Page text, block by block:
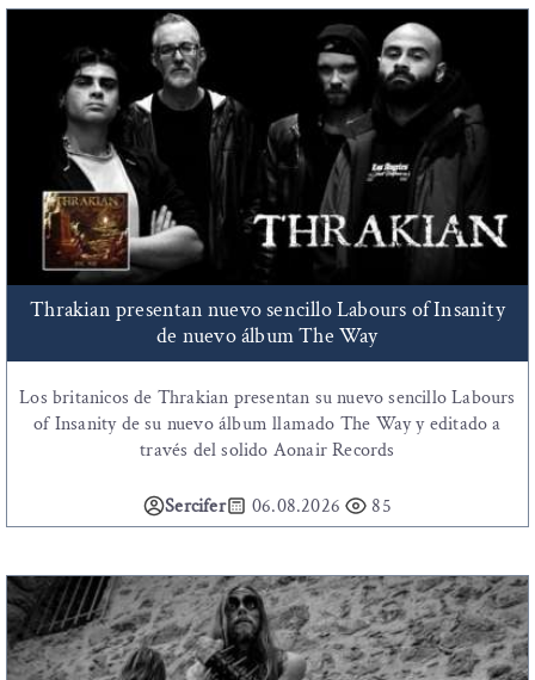
Thrakian presentan nuevo sencillo Labours of Insanity
de nuevo álbum The Way
Los britanicos de Thrakian presentan su nuevo sencillo Labours
of Insanity de su nuevo álbum llamado The Way y editado a
través del solido Aonair Records
Sercifer 06.08.2026 85